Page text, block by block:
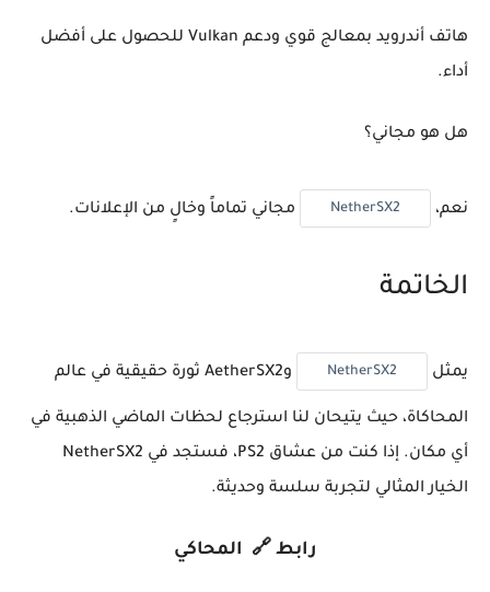
هاتف أندرويد بمعالج قوي ودعم Vulkan للحصول على أفضل
أداء.
هل هو مجاني؟
نعم، NetherSX2 مجاني تماماً وخالٍ من الإعلانات.
الخاتمة
يمثل NetherSX2 وAetherSX2 ثورة حقيقية في عالم
المحاكاة، حيث يتيحان لنا استرجاع لحظات الماضي الذهبية في
أي مكان. إذا كنت من عشاق PS2، فستجد في NetherSX2
الخيار المثالي لتجربة سلسة وحديثة.
رابط 🔗 المحاكي